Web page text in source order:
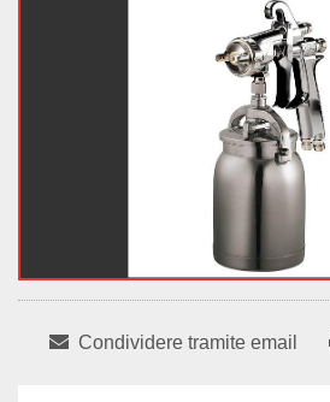
Condividere tramite email